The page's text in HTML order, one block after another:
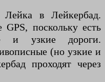
Лейка в Лейкербад.
поскольку есть
и узкие дороги.
(но узкие и
проходят через